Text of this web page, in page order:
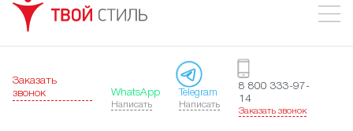
Заказать
звонок
WhatsApp
Написать
Telegram
Написать
8 800 333-97-
14
Заказать звонок